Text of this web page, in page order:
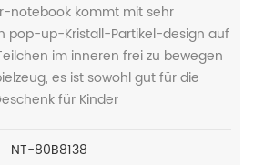
notebook kommt mit sehr
pop-up-Kristall-Partikel-design auf
im inneren frei zu bewegen
es ist sowohl gut für die
für Kinder
NT-80B8138